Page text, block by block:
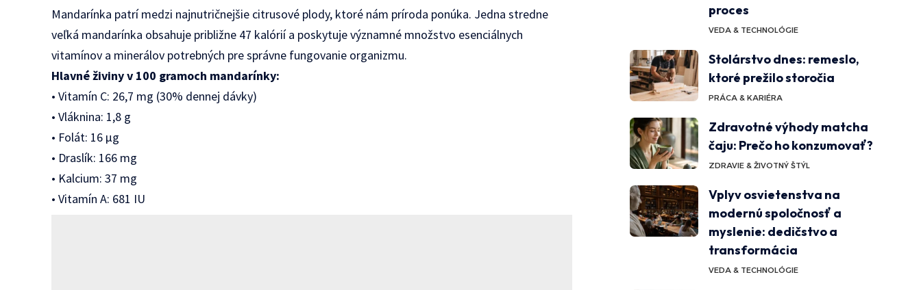
Mandarínka patrí medzi najnutričnejšie citrusové plody, ktoré nám príroda ponúka. Jedna stredne
veľká mandarínka obsahuje približne 47 kalórií a poskytuje významné množstvo esenciálnych
vitamínov a minerálov potrebných pre správne fungovanie organizmu.
Hlavné živiny v 100 gramoch mandarínky:
• Vitamín C: 26,7 mg (30% dennej dávky)
• Vláknina: 1,8 g
• Folát: 16 μg
• Draslík: 166 mg
• Kalcium: 37 mg
• Vitamín A: 681 IU
proces
VEDA & TECHNOLÓGIE
Stolárstvo dnes: remeslo,
ktoré prežilo storočia
PRÁCA & KARIÉRA
Zdravotné výhody matcha
čaju: Prečo ho konzumovať?
ZDRAVIE & ŽIVOTNÝ ŠTÝL
Vplyv osvietenstva na
modernú spoločnosť a
myslenie: dedičstvo a
transformácia
VEDA & TECHNOLÓGIE